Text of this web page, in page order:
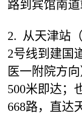
路到宾馆南道
2. 从天津站
2号线到建国
医一附院方
500米即达；
668路，直达